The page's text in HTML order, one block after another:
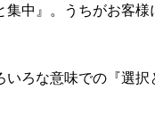
中』。うちがお客
ろな意味での『選